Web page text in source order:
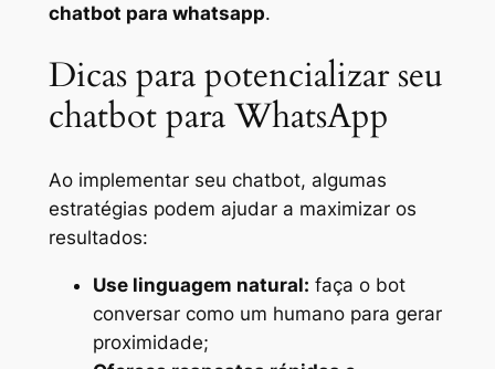
chatbot para whatsapp.
Dicas para potencializar seu
chatbot para WhatsApp
Ao implementar seu chatbot, algumas
estratégias podem ajudar a maximizar os
resultados:
Use linguagem natural: faça o bot
conversar como um humano para gerar
proximidade;